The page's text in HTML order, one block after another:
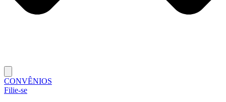
CONVÊNIOS
Filie-se